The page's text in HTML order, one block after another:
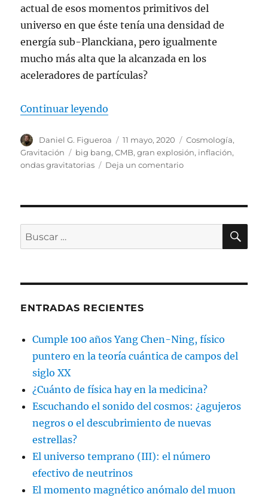
actual de esos momentos primitivos del
universo en que éste tenía una densidad de
energía sub-Planckiana, pero igualmente
mucho más alta que la alcanzada en los
aceleradores de partículas?
Continuar leyendo
Autor
Daniel G. Figueroa
Publicado
el
11 mayo, 2020 Categorías
Cosmología,
Gravitación
Etiquetas
big bang,CMB,gran explosión, inflación,
ondas gravitatorias
Deja un comentarioen
(II)
Buscar
por:
ENTRADAS RECIENTES
Cumple 100 años Yang Chen-Ning, físico
puntero en la teoría cuántica de campos del
siglo XX
¿Cuánto de física hay en la medicina?
Escuchando el sonido del cosmos: ¿agujeros
negros o el descubrimiento de nuevas
estrellas?
El universo temprano (III): el número
efectivo de neutrinos
El momento magnético anómalo del muon